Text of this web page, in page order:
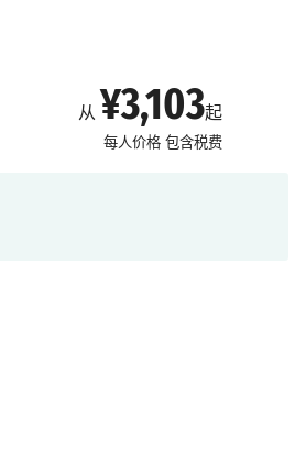
从 ¥3,103起
每人价格 包含税费